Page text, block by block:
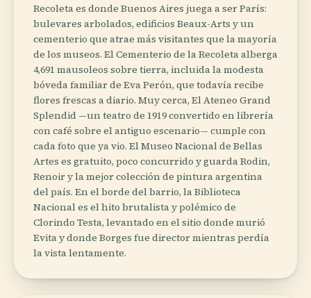
Recoleta es donde Buenos Aires juega a ser París:
bulevares arbolados, edificios Beaux-Arts y un
cementerio que atrae más visitantes que la mayoría
de los museos. El Cementerio de la Recoleta alberga
4,691 mausoleos sobre tierra, incluida la modesta
bóveda familiar de Eva Perón, que todavía recibe
flores frescas a diario. Muy cerca, El Ateneo Grand
Splendid —un teatro de 1919 convertido en librería
con café sobre el antiguo escenario— cumple con
cada foto que ya vio. El Museo Nacional de Bellas
Artes es gratuito, poco concurrido y guarda Rodin,
Renoir y la mejor colección de pintura argentina
del país. En el borde del barrio, la Biblioteca
Nacional es el hito brutalista y polémico de
Clorindo Testa, levantado en el sitio donde murió
Evita y donde Borges fue director mientras perdía
la vista lentamente.